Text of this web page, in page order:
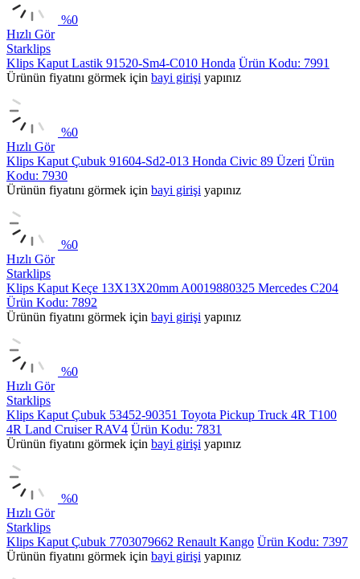
%0
Hızlı Gör
Starklips
Klips Kaput Lastik 91520-Sm4-C010 Honda Ürün Kodu: 7991
Ürünün fiyatını görmek için bayi girişi yapınız
%0
Hızlı Gör
Klips Kaput Çubuk 91604-Sd2-013 Honda Civic 89 Üzeri Ürün
Kodu: 7930
Ürünün fiyatını görmek için bayi girişi yapınız
%0
Hızlı Gör
Starklips
Klips Kaput Keçe 13X13X20mm A0019880325 Mercedes C204
Ürün Kodu: 7892
Ürünün fiyatını görmek için bayi girişi yapınız
%0
Hızlı Gör
Starklips
Klips Kaput Çubuk 53452-90351 Toyota Pickup Truck 4R T100
4R Land Cruiser RAV4 Ürün Kodu: 7831
Ürünün fiyatını görmek için bayi girişi yapınız
%0
Hızlı Gör
Starklips
Klips Kaput Çubuk 7703079662 Renault Kango Ürün Kodu: 7397
Ürünün fiyatını görmek için bayi girişi yapınız